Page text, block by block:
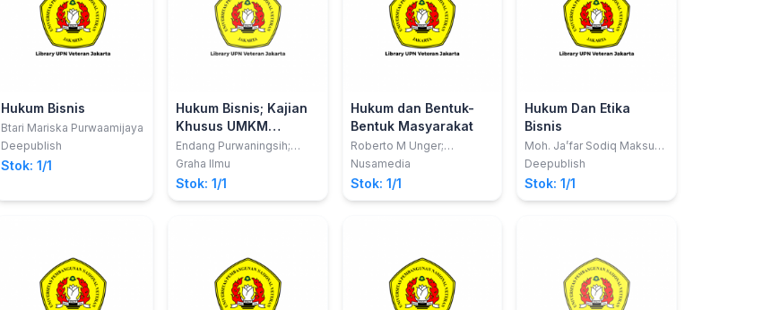
Hukum Bisnis
Btari Mariska Purwaamijaya
Deepublish
Stok: 1/1
Hukum Bisnis; Kajian
Khusus UMKM
Indonesia
Endang Purwaningsih;
Nurul Fajri Chikmawati;
Graha Ilmu
Stok: 1/1
Hukum dan Bentuk-
Bentuk Masyarakat
Roberto M Unger;
Dariyatno; Derta Sri
Nusamedia
Stok: 1/1
Hukum Dan Etika
Bisnis
Moh. Ja’far Sodiq Maksum,
S.H.I., M.H.
Deepublish
Stok: 1/1